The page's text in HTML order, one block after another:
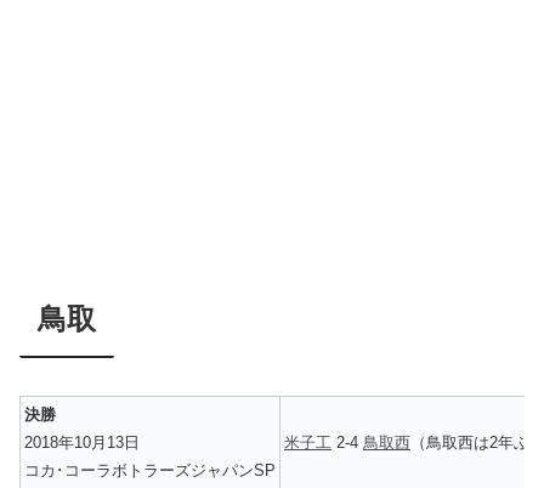
鳥取
決勝
2018年10月13日
コカ･コーラボトラーズジャパンSP
米子工 2-4 鳥取西 （鳥取西は2年ぶ